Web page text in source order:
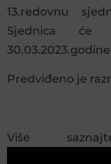
13.redovnu
Sjednica
Predviđeno je
Više